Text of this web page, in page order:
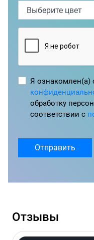
Я ознакомлен(а)
обработку
соответствии с
Отправить
Отзывы